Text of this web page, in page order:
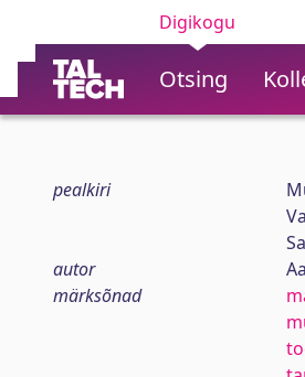
Digikogu
Otsing
pealkiri
autor
märksõnad